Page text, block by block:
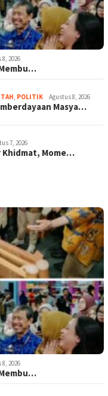
2026
POLITIK Agustus 8, 2026
Masya…
7, 2026
Khidmat, Mome…
2026